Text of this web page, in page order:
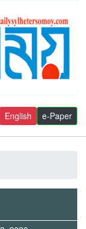
e-Paper
English